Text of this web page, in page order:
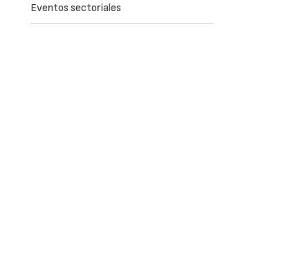
Eventos sectoriales